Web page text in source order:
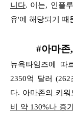
니다. 이는, 인플
유'에 해당되기 때
#아마존
뉴욕타임즈에 따
2350억 달러
다. 아마존의 키
비 약 130%나 증